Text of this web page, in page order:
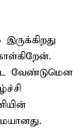
வேண்டுமென